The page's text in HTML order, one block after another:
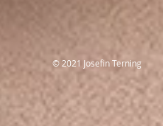
© 2021 Josefin Terning